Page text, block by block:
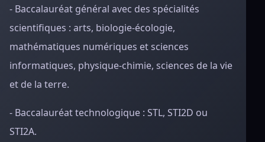
- Baccalauréat général avec des spécialités
scientifiques : arts, biologie-écologie,
mathématiques numériques et sciences
informatiques, physique-chimie, sciences de la vie
et de la terre.
- Baccalauréat technologique : STL, STI2D ou
STI2A.